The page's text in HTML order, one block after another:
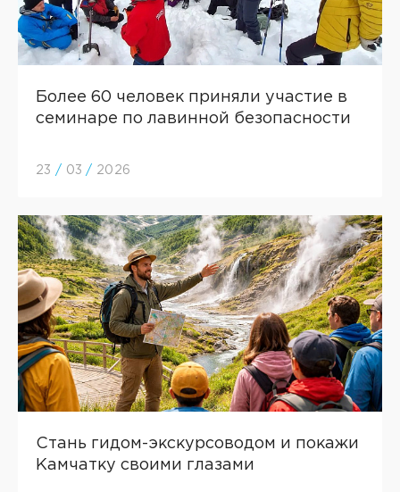
Более 60 человек приняли участие в
семинаре по лавинной безопасности
23 / 03 / 2026
Стань гидом-экскурсоводом и покажи
Камчатку своими глазами